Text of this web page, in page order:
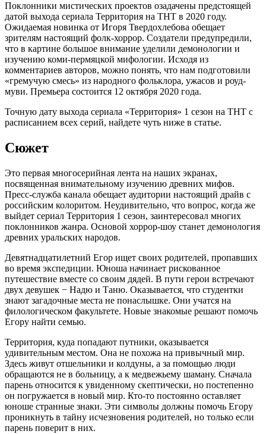
Поклонники мистических проектов озадачены предстоящей
датой выхода сериала Территория на ТНТ в 2020 году.
Ожидаемая новинка от Игоря Твердохлебова обещает
зрителям настоящий фолк-хоррор. Создатели предупредили,
что в картине большое внимание уделили демонологии и
изучению коми-пермяцкой мифологии. Исходя из
комментариев авторов, можно понять, что нам подготовили
«гремучую смесь» из народного фольклора, ужасов и роуд-
муви. Премьера состоится 12 октября 2020 года.
Точную дату выхода сериала «Территория» 1 сезон на ТНТ с
расписанием всех серий, найдете чуть ниже в статье.
Сюжет
Это первая многосерийная лента на наших экранах,
посвященная внимательному изучению древних мифов.
Пресс-служба канала обещает аудитории настоящий драйв с
российским колоритом. Неудивительно, что вопрос, когда же
выйдет сериал Территория 1 сезон, заинтересовал многих
поклонников жанра. Основой хоррор-шоу станет демонология
древних уральских народов.
Девятнадцатилетний Егор ищет своих родителей, пропавших
во время экспедиции. Юноша начинает рискованное
путешествие вместе со своим дядей. В пути герои встречают
двух девушек − Надю и Таню. Оказывается, что студентки
знают загадочные места не понаслышке. Они учатся на
филологическом факультете. Новые знакомые решают помочь
Егору найти семью.
Территория, куда попадают путники, оказывается
удивительным местом. Она не похожа на привычный мир.
Здесь живут отшельники и колдуны, а за помощью люди
обращаются не в больницу, а к медвежьему шаману. Сначала
парень относится к увиденному скептически, но постепенно
он погружается в новый мир. Кто-то постоянно оставляет
юноше странные знаки. Эти символы должны помочь Егору
проникнуть в тайну исчезновения родителей, но только если
парень поверит в них.